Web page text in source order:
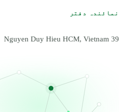
نمائندہ دفتر
39 Nguyen Duy Hieu HCM, Vietnam